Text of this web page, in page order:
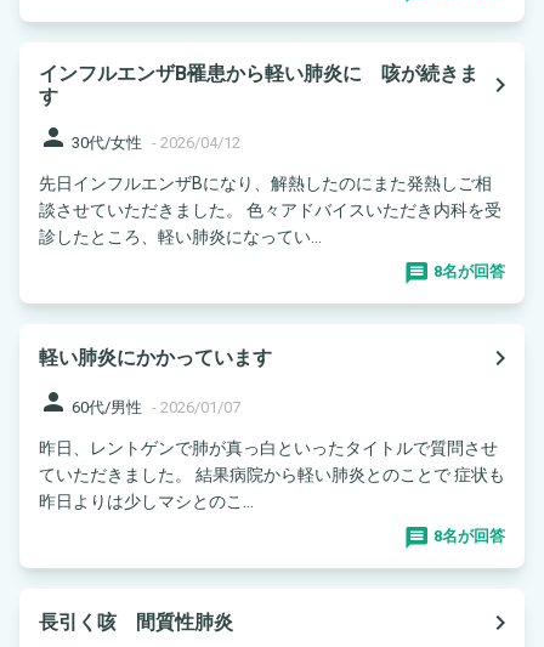
インフルエンザB罹患から軽い肺炎に 咳が続きま
す
navigate_next
person 30代/女性 - 2026/04/12
先日インフルエンザBになり、解熱したのにまた発熱しご相
談させていただきました。 色々アドバイスいただき内科を受
診したところ、軽い肺炎になってい...
8名が回答
軽い肺炎にかかっています
navigate_next
person 60代/男性 - 2026/01/07
昨日、レントゲンで肺が真っ白といったタイトルで質問させ
ていただきました。 結果病院から軽い肺炎とのことで 症状も
昨日よりは少しマシとのこ...
8名が回答
長引く咳 間質性肺炎
navigate_next